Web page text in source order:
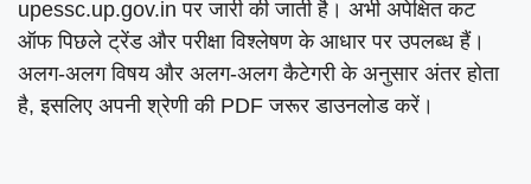
upessc.up.gov.in पर जारी की जाती है। अभी अपेक्षित कट
ऑफ पिछले ट्रेंड और परीक्षा विश्लेषण के आधार पर उपलब्ध हैं।
अलग-अलग विषय और अलग-अलग कैटेगरी के अनुसार अंतर होता
है, इसलिए अपनी श्रेणी की PDF जरूर डाउनलोड करें।